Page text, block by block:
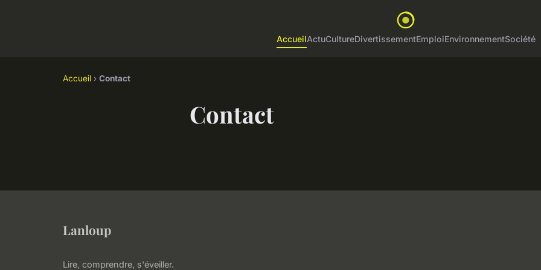
AccueilActuCultureDivertissementEmploiEnvironnementSociété
Accueil › Contact
Contact
Lanloup
Lire, comprendre, s'éveiller.